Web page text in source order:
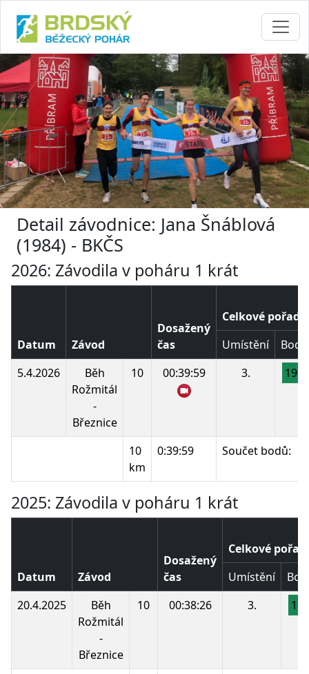
Detail závodnice: Jana Šnáblová
(1984) - BKČS
2026: Závodila v poháru 1 krát
Datum Závod
Dosažený
čas
Celkové pořadí
Umístění
Body
5.4.2026
Běh
Rožmitál
-
Březnice
10 00:39:59 3. 190
10
km
0:39:59 Součet bodů:
2025: Závodila v poháru 1 krát
Datum Závod
Dosažený
čas
Celkové pořadí
Umístění
20.4.2025
Běh
Rožmitál
-
Březnice
10 00:38:26 3. 190